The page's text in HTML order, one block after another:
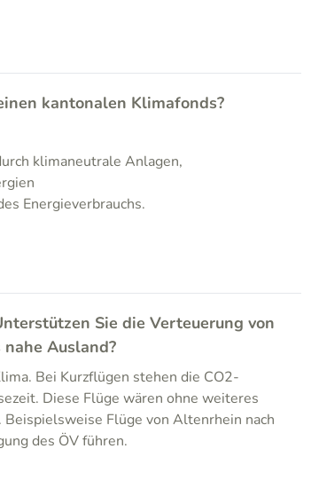
kantonalen Klimafonds?
klimaneutrale Anlagen,
Energieverbrauchs.
Sie die Verteuerung von
Ausland?
Bei Kurzflügen stehen die CO2-
Diese Flüge wären ohne weiteres
Flüge von Altenrhein nach
des ÖV führen.